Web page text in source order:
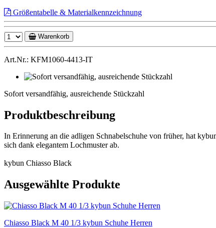
Größentabelle & Materialkennzeichnung
Warenkorb
Art.Nr.: KFM1060-4413-IT
Sofort versandfähig, ausreichende Stückzahl
Produktbeschreibung
In Erinnerung an die adligen Schnabelschuhe von früher, hat
sich dank elegantem Lochmuster ab.
kybun Chiasso Black
Ausgewählte Produkte
Chiasso Black M 40 1/3 kybun Schuhe Herren